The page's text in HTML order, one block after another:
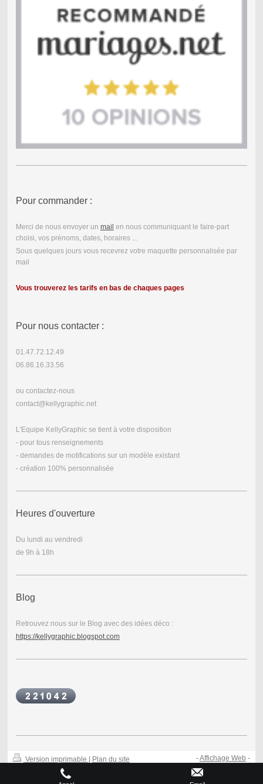
Pour commander :
Merci de nous envoyer un mail en nous communiquant le faire-part
choisi, vos prénoms, dates, horaires ...
Sous quelques jours vous recevrez votre maquette personnalisée par
mail
Vous trouverez les tarifs en bas de chaques pages
Pour nous contacter :
01.47.72.12.49
06.86.16.33.56
ou contactez-nous
contact@kellygraphic.net
L'Equipe KellyGraphic se tient à votre disposition
- pour tous renseignements
- demandes de motifications sur un modèle existant
- création 100% personnalisée
Heures d'ouverture
Du lundi au vendredi
de 9h à 18h
Blog
Retrouvez nous sur le Blog avec des idées déco :
https://kellygraphic.blogspot.com
Version imprimable
Plan du site
-Affichage Web -